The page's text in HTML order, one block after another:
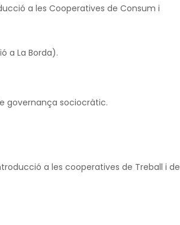
a les Cooperatives de Consum i
a La Borda).
governança sociocràtic.
a les cooperatives de Treball i de